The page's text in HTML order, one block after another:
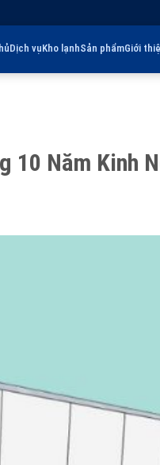
Dịch vụKho lạnhSản phẩmGiới
10 Năm Kinh